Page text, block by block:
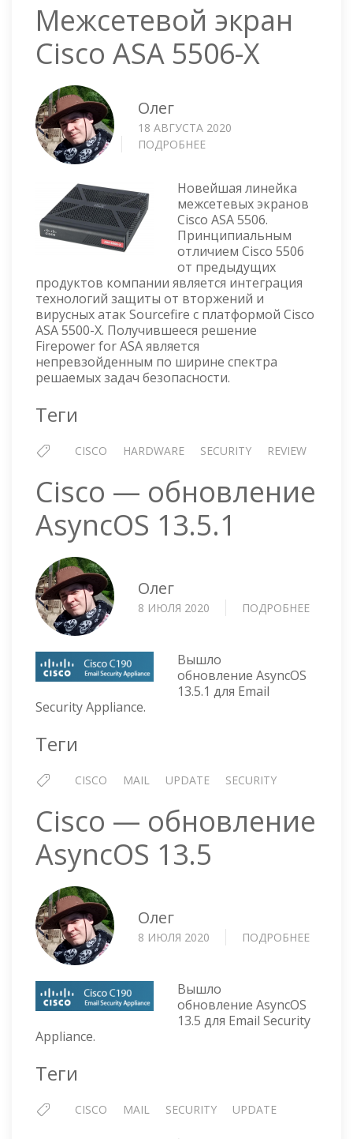
Межсетевой экран
Cisco ASA 5506-X
Олег
18 АВГУСТА 2020
ПОДРОБНЕЕ
CISCO
ASA
5506-
X
Новейшая линейка
межсетевых экранов
Cisco ASA 5506.
Принципиальным
отличием Cisco 5506
от предыдущих
продуктов компании является интеграция
технологий защиты от вторжений и
вирусных атак Sourcefire с платформой Cisco
ASA 5500-X. Получившееся решение
Firepower for ASA является
непревзойденным по ширине спектра
решаемых задач безопасности.
Теги
CISCO HARDWARE SECURITY REVIEW
Cisco — обновление
AsyncOS 13.5.1
Олег
8 ИЮЛЯ 2020 ПОДРОБНЕЕ
Вышло
обновление AsyncOS
13.5.1 для Email
Security Appliance.
Теги
CISCO MAIL UPDATE SECURITY
Cisco — обновление
AsyncOS 13.5
Олег
8 ИЮЛЯ 2020 ПОДРОБНЕЕ
13.5
Вышло
обновление AsyncOS
13.5 для Email Security
Appliance.
Теги
CISCO MAIL SECURITY UPDATE